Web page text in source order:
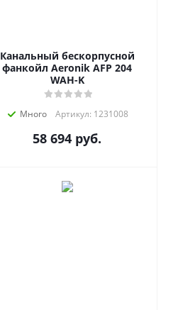
Канальный бескорпусной
фанкойл Aeronik AFP 204
WAH-K
Много Артикул: 1231008
58 694 руб.